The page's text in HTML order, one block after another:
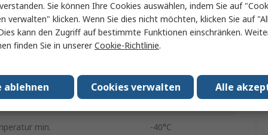
Nylon 6.6
Nicht lösbar
Nein
Brandfall Halogenfrei
530N
min. -40°C
Sie können Ihre Cookies auswählen, indem Sie auf
verwalten" klicken. Wenn Sie dies nicht möchten, klicken Sie auf
kann den Zugriff auf bestimmte Funktionen einschränken.
finden Sie in unsererCookie-Richtlinie.
Alle
Cookies verwalten
ablehnen